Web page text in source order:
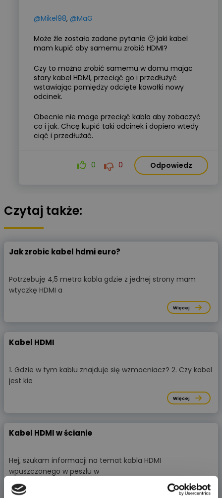
@Mikel98, @MaG
Może źle zostało zadane pytanie 🙁 jaki kabel
mam kupić aby samemu zrobić HDMI?
Czy to można zrobić samemu w domu mając
stary kabel HDMI, przeciąć go i przedłużyć
wstawiając pomiędzy odcięte kawałki nowy
odcinek.
Obecnie nie moge przeciąć kabla aby zobaczyć
co i jak. Chcę kupić taki odcinek i dopiero wtedy
ciąć i przedłużać.
0 0 Odpowiedz
Czytaj także:
Jak zrobic kabel hdmi euro?
Potrzebuję 4,5 metra kabla gdzie z jednej strony mam
wtyczkę HDMI a
Więcej
Kabel HDMI
1. Gdzie w tym kablu znajduje się wzmacniacz? 2. Czy kabel
jest kie
Więcej
Kabel HDMI w ścianie
Hej, szukam informacji na temat kabla HDMI
wpuszczonego w peszlu w
Więcej